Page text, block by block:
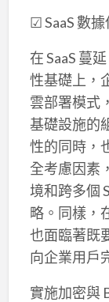
☑ SaaS 數
在 SaaS 蔓
性基礎上，
雲部署模式
基礎設施的
性的同時，
全考慮因素
境和跨多個
略。同樣，
也面臨著既
向企業用戶
實施加密與